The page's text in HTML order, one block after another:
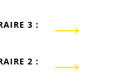
3 :
2 :